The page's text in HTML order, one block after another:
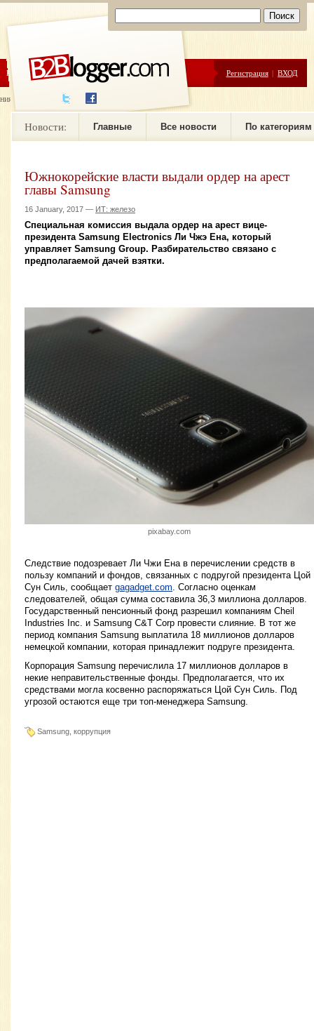
ЦЕНЫ ПОМОЩЬ Регистрация | ВХОД
новостей
Новости: Главные Все новости По категориям
Южнокорейские власти выдали ордер на арест
главы Samsung
16 January, 2017 — ИТ: железо
Специальная комиссия выдала ордер на арест вице-
президента Samsung Electronics Ли Чжэ Ена, который
управляет Samsung Group. Разбирательство связано с
предполагаемой дачей взятки.
pixabay.com
Следствие подозревает Ли Чжи Ена в перечислении средств в
пользу компаний и фондов, связанных с подругой президента Цой
Сун Силь, сообщает gagadget.com . Согласно оценкам
следователей, общая сумма составила 36,3 миллиона долларов.
Государственный пенсионный фонд разрешил компаниям Cheil
Industries Inc. и Samsung C&T Corp провести слияние. В тот же
период компания Samsung выплатила 18 миллионов долларов
немецкой компании, которая принадлежит подруге президента.
Корпорация Samsung перечислила 17 миллионов долларов в
некие неправительственные фонды. Предполагается, что их
средствами могла косвенно распоряжаться Цой Сун Силь. Под
угрозой остаются еще три топ-менеджера Samsung.
Samsung, коррупция